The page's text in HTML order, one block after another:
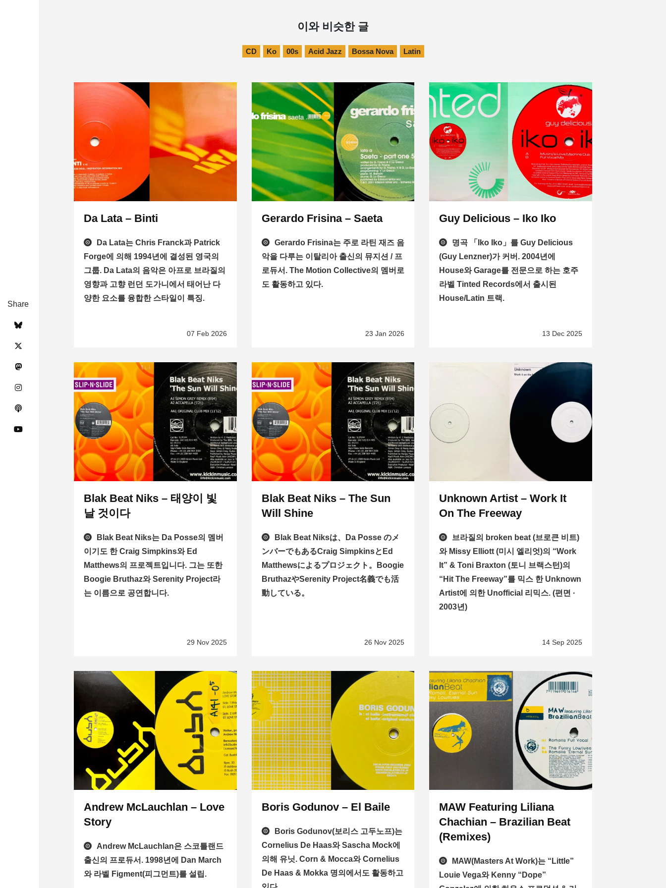
Share
이와 비슷한 글
CD Ko 00s Acid Jazz Bossa Nova Latin
Da Lata – Binti
Da Lata는 Chris Franck과 Patrick
Forge에 의해 1994년에 결성된 영국의
그룹. Da Lata의 음악은 아프로 브라질의
영향과 고향 런던 도가니에서 태어난 다
양한 요소를 융합한 스타일이 특징.
07 Feb 2026
Gerardo Frisina – Saeta
Gerardo Frisina는 주로 라틴 재즈 음
악을 다루는 이탈리아 출신의 뮤지션 / 프
로듀서. The Motion Collective의 멤버로
도 활동하고 있다.
23 Jan 2026
Guy Delicious – Iko Iko
명곡 「Iko Iko」를 Guy Delicious
(Guy Lenzner)가 커버. 2004년에
House와 Garage를 전문으로 하는 호주
라벨 Tinted Records에서 출시된
House/Latin 트랙.
13 Dec 2025
Blak Beat Niks – 태양이 빛
날 것이다
Blak Beat Niks는 Da Posse의 멤버
이기도 한 Craig Simpkins와 Ed
Matthews의 프로젝트입니다. 그는 또한
Boogie Bruthaz와 Serenity Project라
는 이름으로 공연합니다.
29 Nov 2025
Blak Beat Niks – The Sun
Will Shine
Blak Beat Niksは、Da Posse のメ
ンバーでもあるCraig SimpkinsとEd
Matthewsによるプロジェクト。Boogie
BruthazやSerenity Project名義でも活
動している。
26 Nov 2025
Unknown Artist – Work It
On The Freeway
브라질의 broken beat (브로큰 비트)
와 Missy Elliott (미시 엘리엇)의 “Work
It” & Toni Braxton (토니 브랙스턴)의
“Hit The Freeway”를 믹스 한 Unknown
Artist에 의한 Unofficial 리믹스. (편면 ·
2003년)
14 Sep 2025
Andrew McLauchlan – Love
Story
Andrew McLauchlan은 스코틀랜드
출신의 프로듀서. 1998년에 Dan March
와 라벨 Figment(피그먼트)를 설립.
Boris Godunov – El Baile
Boris Godunov(보리스 고두노프)는
Cornelius De Haas와 Sascha Mock에
의해 유닛. Corn & Mocca와 Cornelius
De Haas & Mokka 명의에서도 활동하고
MAW Featuring Liliana
Chachian – Brazilian Beat
(Remixes)
MAW(Masters At Work)는 “Little”
Louie Vega와 Kenny “Dope”